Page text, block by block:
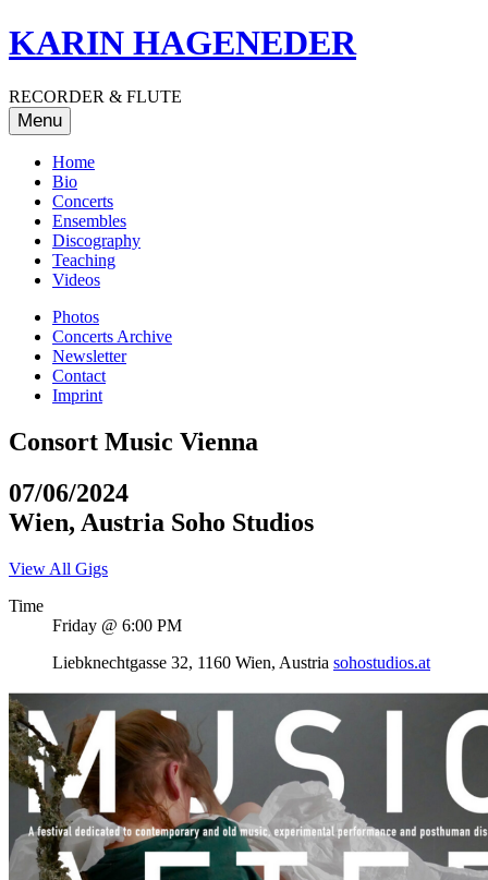
Skip
to
KARIN HAGENEDER
RECORDER & FLUTE
Menu
Home
Bio
Concerts
Ensembles
Discography
Teaching
Videos
Photos
Concerts Archive
Newsletter
Contact
Imprint
Consort Music Vienna
07/06/2024
Wien, Austria Soho Studios
View All Gigs
Time
Friday @ 6:00 PM
Venue
Details
AddressLiebknechtgasse 32, 1160 Wien, Austria sohostudios.at